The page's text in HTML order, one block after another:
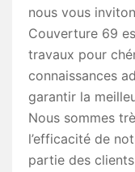
nous vous
Couverture 69
travaux pour
connaissances
garantir la
Nous sommes
l’efficacité de
partie des